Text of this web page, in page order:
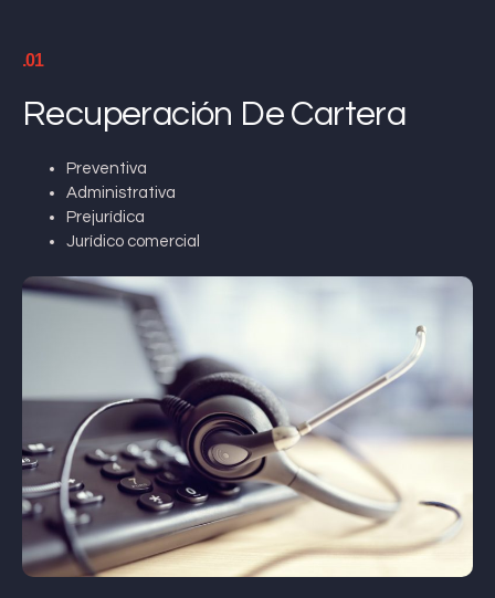
.01
Recuperación De Cartera
Preventiva
Administrativa
Prejurídica
Jurídico comercial